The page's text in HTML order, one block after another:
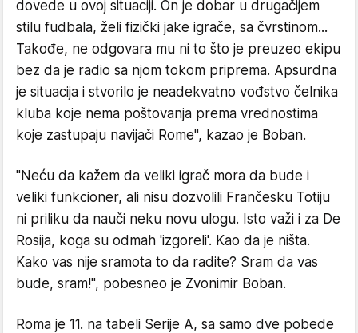
dovede u ovoj situaciji. On je dobar u drugačijem
stilu fudbala, želi fizički jake igrače, sa čvrstinom...
Takođe, ne odgovara mu ni to što je preuzeo ekipu
bez da je radio sa njom tokom priprema. Apsurdna
je situacija i stvorilo je neadekvatno vođstvo čelnika
kluba koje nema poštovanja prema vrednostima
koje zastupaju navijači Rome", kazao je Boban.
"Neću da kažem da veliki igrač mora da bude i
veliki funkcioner, ali nisu dozvolili Frančesku Totiju
ni priliku da nauči neku novu ulogu. Isto važi i za De
Rosija, koga su odmah 'izgoreli'. Kao da je ništa.
Kako vas nije sramota to da radite? Sram da vas
bude, sram!", pobesneo je Zvonimir Boban.
Roma je 11. na tabeli Serije A, sa samo dve pobede